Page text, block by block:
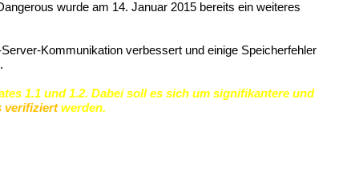
wurde am 14. Januar 2015 bereits ein weiteres
Kommunikation verbessert und einige Speicherfehler
1.1 und 1.2. Dabei soll es sich um signifikantere und
verifiziertwerden.